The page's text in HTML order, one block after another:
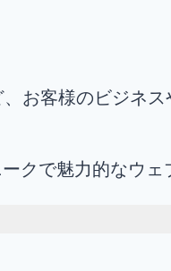
お客様のビジネ
クで魅力的なウェ